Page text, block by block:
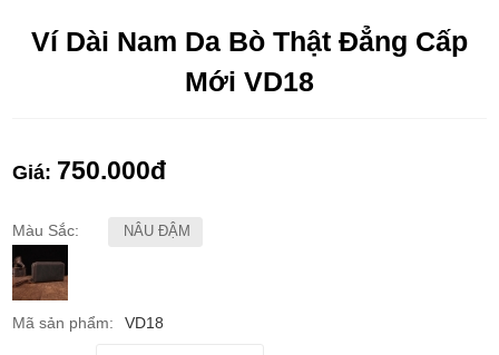
Ví Dài Nam Da Bò Thật Đẳng Cấp
Mới VD18
Giá: 750.000đ
Màu Sắc: NÂU ĐẬM
Mã sản phẩm: VD18